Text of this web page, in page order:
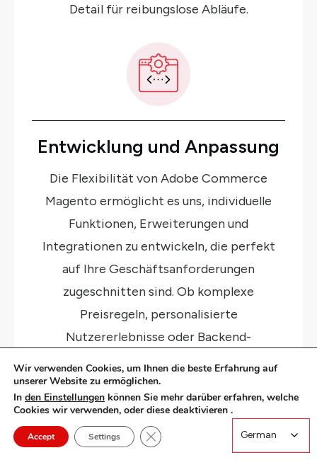
Detail für reibungslose Abläufe.
Entwicklung und Anpassung
Die Flexibilität von Adobe Commerce
Magento ermöglicht es uns, individuelle
Funktionen, Erweiterungen und
Integrationen zu entwickeln, die perfekt
auf Ihre Geschäftsanforderungen
zugeschnitten sind. Ob komplexe
Preisregeln, personalisierte
Nutzererlebnisse oder Backend-
maßgeschneiderte Lösungen, die die
Leistung und Effizienz Ihres Shops
maximieren.
Wir verwenden Cookies, um Ihnen die beste Erfahrung auf
unserer Website zu ermöglichen.
In den Einstellungen können Sie mehr darüber erfahren, welche
Cookies wir verwenden, oder diese deaktivieren .
Accept Settings Close GDPR Cookie Banner
German
German